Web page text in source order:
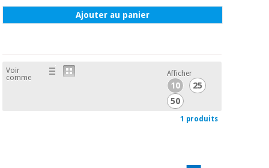
sanitaires
Orthopédie
pilates
et
Ajouter au panier
Voir
comme
Afficher
10
25
50
1 produits